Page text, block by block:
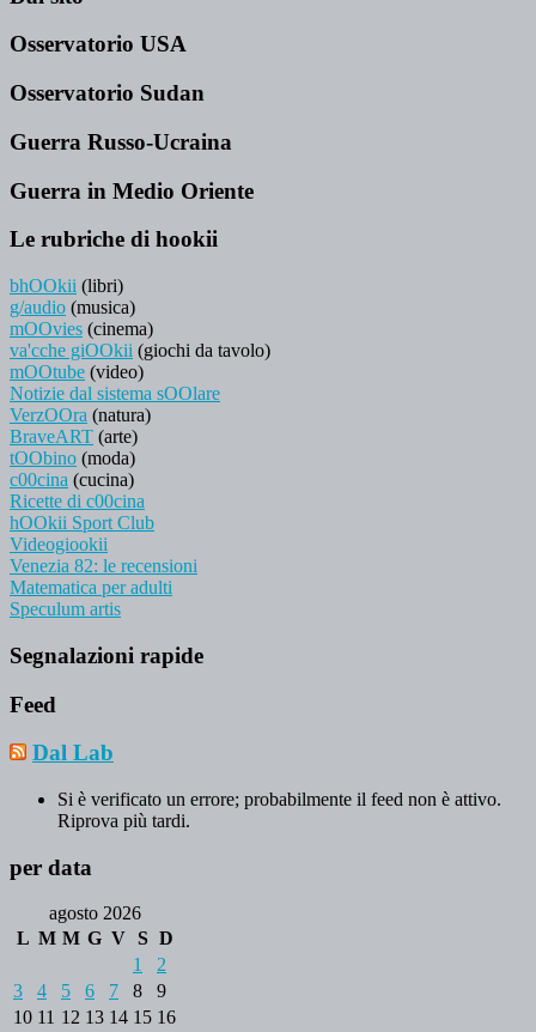
Osservatorio USA
Osservatorio Sudan
Guerra Russo-Ucraina
Guerra in Medio Oriente
Le rubriche di hookii
bhOOkii (libri)
g/audio (musica)
mOOvies (cinema)
va'cche giOOkii (giochi da tavolo)
mOOtube (video)
Notizie dal sistema sOOlare
VerzOOra (natura)
BraveART (arte)
tOObino (moda)
c00cina (cucina)
Ricette di c00cina
hOOkii Sport Club
Videogiookii
Venezia 82: le recensioni
Matematica per adulti
Speculum artis
Segnalazioni rapide
Feed
Dal Lab
Si è verificato un errore; probabilmente il feed non è attivo.
Riprova più tardi.
per data
agosto 2026
L M M G V S D
1
2
3
4 5 6 7 8
9
10 11 12 13 14 15 16